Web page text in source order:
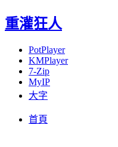
重灌狂人
PotPlayer
KMPlayer
7-Zip
MyIP
大字
首頁